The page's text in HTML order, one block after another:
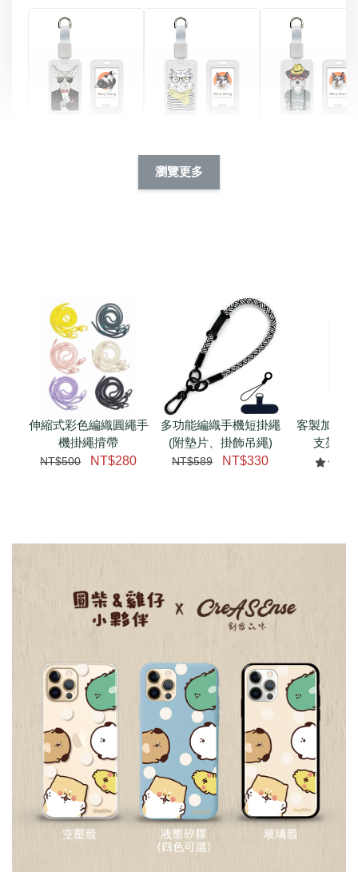
件套(附伸縮卡扣)
CSAA05
加入購物車
瀏覽更多
瀏覽更多
伸縮式彩色編織圓繩手
機掛繩揹帶
NT$500 NT$280
多功能編織手機短掛繩
(附墊片、掛飾吊繩)
NT$589 NT$330
客製加購
支架 腕